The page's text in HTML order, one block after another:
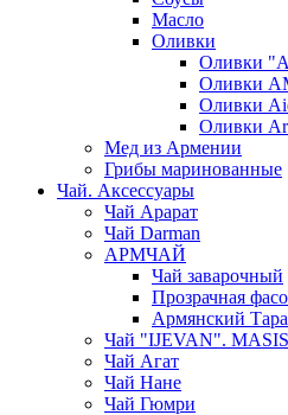
Масло
Оливки
Оливки
Оливки
Оливки
Оливки
Мед из Армении
Грибы маринованные
Чай. Аксессуары
Чай Арарат
Чай Darman
АРМЧАЙ
Чай заварочный
Прозрачная
Армянский
Чай "IJEVAN". MASIS
Чай Агат
Чай Нане
Чай Гюмри